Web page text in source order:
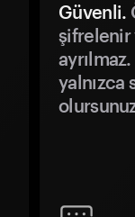
Güvenli.
şifrelenir
yalnızca